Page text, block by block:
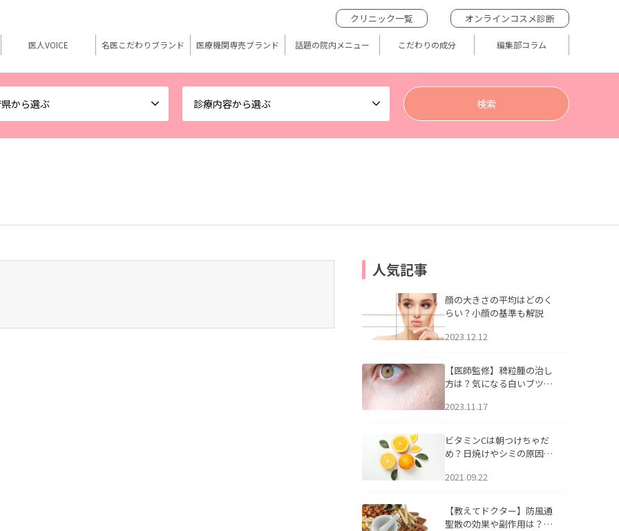
から選ぶ 診療内容から選ぶ
クリニック一覧 オンラインコスメ診断
医人VOICE 名医こだわりブランド 医療機関専売ブランド 話題の院内メニュー こだわりの成分 編集部コラム
人気記事
顔の大きさの平均はどのく
らい？小顔の基準も解説
2023.12.12
【医師監修】稗粒腫の治し
方は？気になる白いブツブ
アについて
2023.11.17
ビタミンCは朝つけちゃだ
め？日焼けやシミの原因に
2021.09.22
【教えてドクター】防風通
聖散の効果や副作用は？長